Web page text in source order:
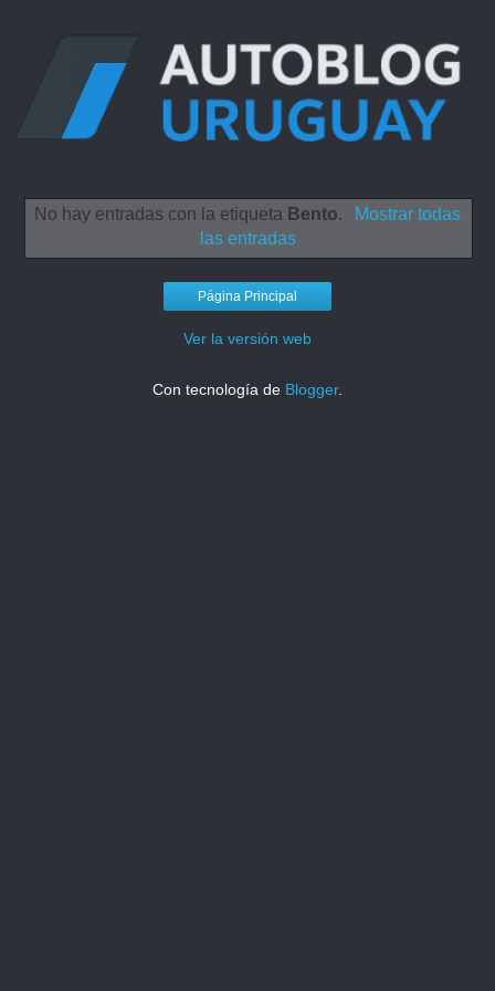
No hay entradas con la etiqueta Bento.
Mostrar todas
las entradas
Página Principal
Ver la versión web
Con tecnología de Blogger.